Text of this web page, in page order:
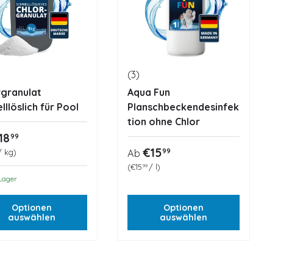
für Pool
Preis
99
kg
Optionen
auswählen
(3)
Aqua Fun
Planschbeckendesinfek
tion ohne Chlor
Normaler Preis
Ab €1599
Grundpreis
€15 99 / l
Optionen
auswählen